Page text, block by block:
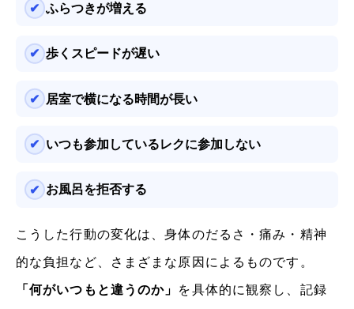
ふらつきが増える
歩くスピードが遅い
居室で横になる時間が長い
いつも参加しているレクに参加しない
お風呂を拒否する
こうした行動の変化は、身体のだるさ・痛み・精神
的な負担など、さまざまな原因によるものです。
「何がいつもと違うのか」 を具体的に観察し、記録